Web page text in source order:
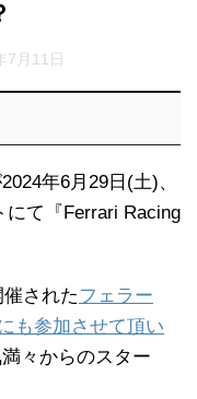
7月11日
年6月29日(土)、
にて『Ferrari Racing
されたフェラー
も参加させて頂い
々からのスター